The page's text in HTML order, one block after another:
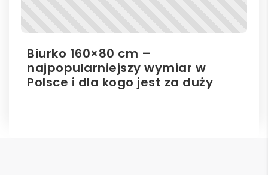
Biurko 160×80 cm –
najpopularniejszy wymiar w
Polsce i dla kogo jest za duży